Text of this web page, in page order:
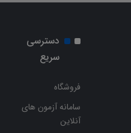
دسترسی
سریع
فروشگاه
سامانه آزمون های
آنلاین